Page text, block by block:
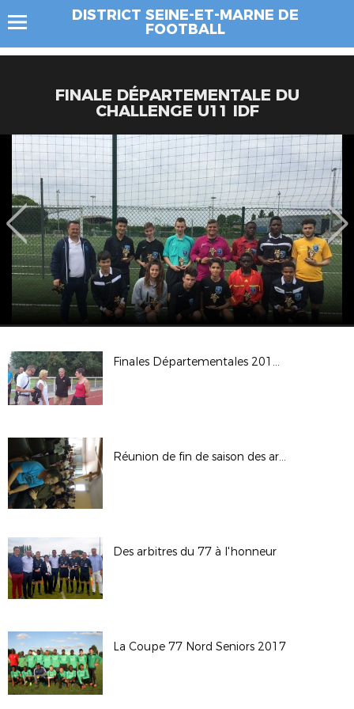
DISTRICT SEINE-ET-MARNE DE
FOOTBALL
FINALE DÉPARTEMENTALE DU
CHALLENGE U11 IDF
Finales Départementales 2017 à TORCY
Réunion de fin de saison des arbitres
Des arbitres du 77 à l'honneur
La Coupe 77 Nord Seniors 2017